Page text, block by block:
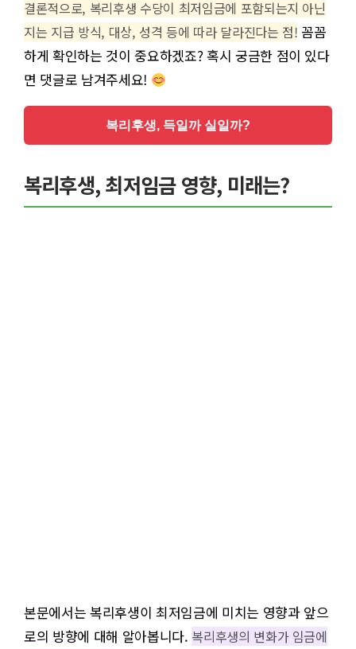
결론적으로, 복리후생 수당이 최저임금에 포함되는지 아닌
지는 지급 방식, 대상, 성격 등에 따라 달라진다는 점! 꼼꼼
하게 확인하는 것이 중요하겠죠? 혹시 궁금한 점이 있다
면 댓글로 남겨주세요!
복리후생, 득일까 실일까?
복리후생, 최저임금 영향, 미래는?
본문에서는 복리후생이 최저임금에 미치는 영향과 앞으
로의 방향에 대해 알아봅니다. 복리후생의 변화가 임금에